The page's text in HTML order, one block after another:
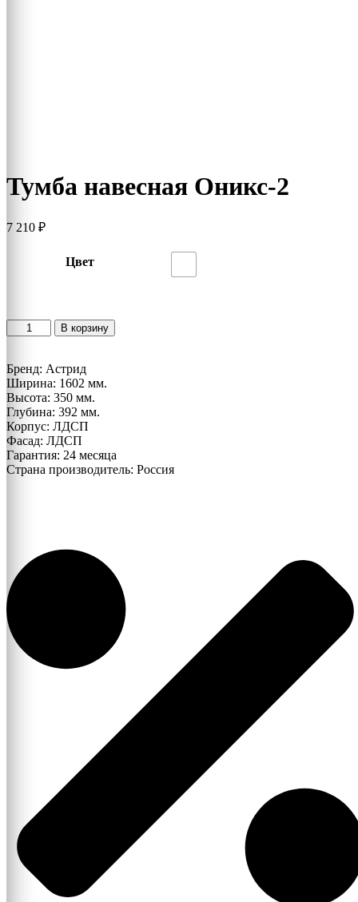
Тумба навесная Оникс-2
7 210 ₽
Цвет
Количество
товара
навесная
Оникс-2
В корзину
Бренд: Астрид
Ширина: 1602 мм.
Высота: 350 мм.
Глубина: 392 мм.
Корпус: ЛДСП
Фасад: ЛДСП
Гарантия: 24 месяца
Страна производитель: Россия